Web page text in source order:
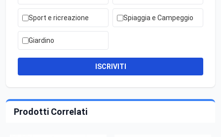
Sport e ricreazione Spiaggia e Campeggio
Giardino
ISCRIVITI
Prodotti Correlati